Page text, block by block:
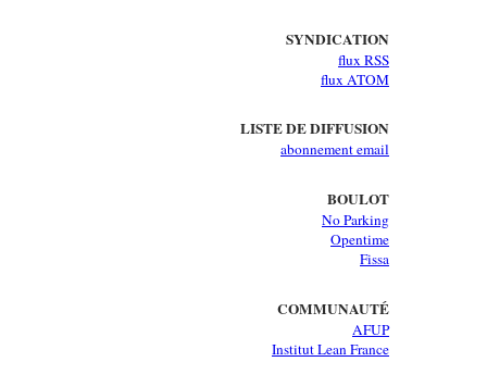
SYNDICATION
flux RSS
flux ATOM
LISTE DE DIFFUSION
abonnement email
BOULOT
No Parking
Opentime
Fissa
COMMUNAUTÉ
AFUP
Institut Lean France